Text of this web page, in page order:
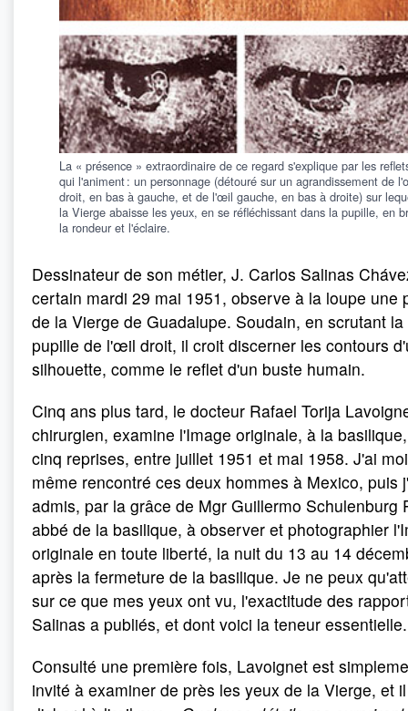
La « présence » extraordinaire de ce regard s'explique par les
qui l'animent : un personnage (détouré sur un agrandissement de
droit, en bas à gauche, et de l'œil gauche, en bas à droite) sur
la Vierge abaisse les yeux, en se réfléchissant dans la pupille, en
la rondeur et l'éclaire.
Dessinateur de son métier, J. Carlos Salinas
certain mardi 29 mai 1951, observe à la loupe une
de la Vierge de Guadalupe. Soudain, en scrutant la
pupille de l'œil droit, il croit discerner les contours
silhouette, comme le reflet d'un buste humain.
Cinq ans plus tard, le docteur Rafael Torija
chirurgien, examine l'Image originale, à la
cinq reprises, entre juillet 1951 et mai 1958. J'ai
même rencontré ces deux hommes à Mexico, puis
admis, par la grâce de Mgr Guillermo Schulenburg
abbé de la basilique, à observer et photographier
originale en toute liberté, la nuit du 13 au 14
après la fermeture de la basilique. Je ne peux
sur ce que mes yeux ont vu, l'exactitude des
Salinas a publiés, et dont voici la teneur essentielle.
Consulté une première fois, Lavoignet est
invité à examiner de près les yeux de la Vierge, et